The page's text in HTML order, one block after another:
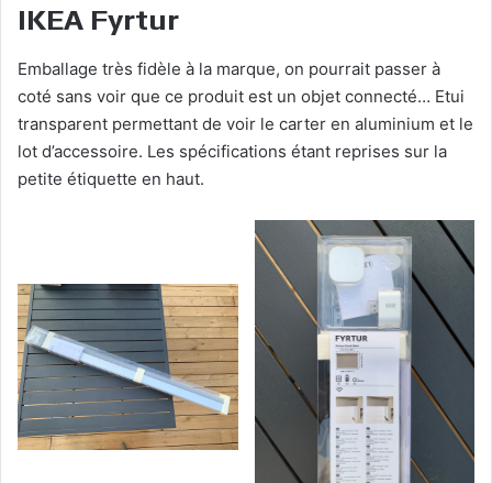
IKEA Fyrtur
Emballage très fidèle à la marque, on pourrait passer à
coté sans voir que ce produit est un objet connecté… Etui
transparent permettant de voir le carter en aluminium et le
lot d’accessoire. Les spécifications étant reprises sur la
petite étiquette en haut.